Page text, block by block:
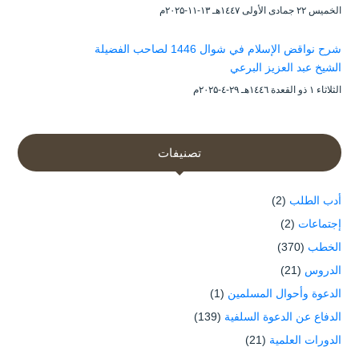
الخميس ۲۲ جمادى الأولى ۱٤٤۷هـ ۱۳-۱۱-۲۰۲۵م
شرح نواقض الإسلام في شوال 1446 لصاحب الفضيلة
الشيخ عبد العزيز البرعي
الثلاثاء ۱ ذو القعدة ۱٤٤٦هـ ۲۹-٤-۲۰۲۵م
تصنيفات
أدب الطلب (2)
إجتماعات (2)
الخطب (370)
الدروس (21)
الدعوة وأحوال المسلمين (1)
الدفاع عن الدعوة السلفية (139)
الدورات العلمية (21)